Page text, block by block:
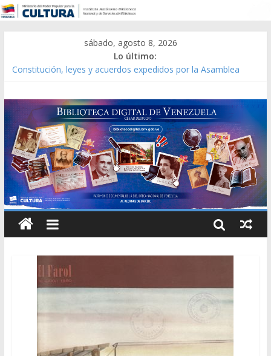
sábado, agosto 8, 2026
Lo último:
Constitución, leyes y acuerdos expedidos por la Asamblea
Modesta Bor Sánchez [material gráfico]
Gaceta Oficial de la República de Venezuela año CXXXIII Mes V,
Caracas 09 de marzo de 2006 N° 38.394
Catálogo temático de obras de Modesta Bor